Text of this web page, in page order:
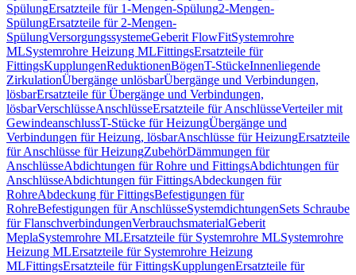
SpülungErsatzteile für 1-Mengen-Spülung2-Mengen-
SpülungErsatzteile für 2-Mengen-
SpülungVersorgungssystemeGeberit FlowFitSystemrohre
MLSystemrohre Heizung MLFittingsErsatzteile für
FittingsKupplungenReduktionenBögenT-StückeInnenliegende
ZirkulationÜbergänge unlösbarÜbergänge und Verbindungen,
lösbarErsatzteile für Übergänge und Verbindungen,
lösbarVerschlüsseAnschlüsseErsatzteile für AnschlüsseVerteiler mit
GewindeanschlussT-Stücke für HeizungÜbergänge und
Verbindungen für Heizung, lösbarAnschlüsse für HeizungErsatzteile
für Anschlüsse für HeizungZubehörDämmungen für
AnschlüsseAbdichtungen für Rohre und FittingsAbdichtungen für
AnschlüsseAbdichtungen für FittingsAbdeckungen für
RohreAbdeckung für FittingsBefestigungen für
RohreBefestigungen für AnschlüsseSystemdichtungenSets Schraube
für FlanschverbindungenVerbrauchsmaterialGeberit
MeplaSystemrohre MLErsatzteile für Systemrohre MLSystemrohre
Heizung MLErsatzteile für Systemrohre Heizung
MLFittingsErsatzteile für FittingsKupplungenErsatzteile für